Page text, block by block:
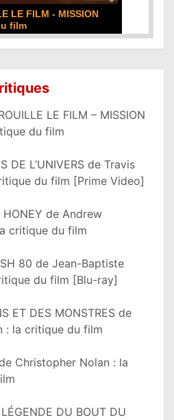
LE FILM - MISSION
film
LE FILM – MISSION
du film
DE L’UNIVERS de Travis
du film [Prime Video]
HONEY de Andrew
critique du film
80 de Jean-Baptiste
du film [Blu-ray]
ET DES MONSTRES de
: la critique du film
de Christopher Nolan : la
DU BOUT DU